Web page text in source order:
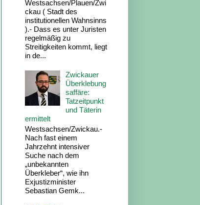
Westsachsen/Plauen/Zwi
ckau ( Stadt des
institutionellen Wahnsinns
).- Dass es unter Juristen
regelmäßig zu
Streitigkeiten kommt, liegt
in de...
Zwickauer
Überklebung
saffäre:
Tatzeitpunkt
und Täterin
ermittelt
Westsachsen/Zwickau.-
Nach fast einem
Jahrzehnt intensiver
Suche nach dem
„unbekannten
Überkleber“, wie ihn
Exjustizminister
Sebastian Gemk...